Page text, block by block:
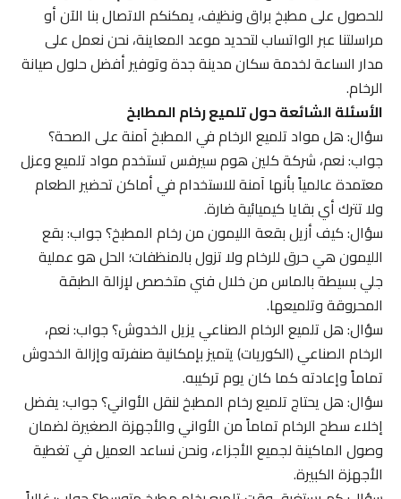
للحصول على مطبخ براق ونظيف، يمكنكم الاتصال بنا الآن أو
مراسلتنا عبر الواتساب لتحديد موعد المعاينة، نحن نعمل على
مدار الساعة لخدمة سكان مدينة جدة وتوفير أفضل حلول صيانة
الرخام.
الأسئلة الشائعة حول تلميع رخام المطابخ
سؤال: هل مواد تلميع الرخام في المطبخ آمنة على الصحة؟
جواب: نعم، شركة كلين هوم سيرفس تستخدم مواد تلميع وعزل
معتمدة عالمياً بأنها آمنة للاستخدام في أماكن تحضير الطعام
ولا تترك أي بقايا كيميائية ضارة.
سؤال: كيف أزيل بقعة الليمون من رخام المطبخ؟ جواب: بقع
الليمون هي حرق للرخام ولا تزول بالمنظفات؛ الحل هو عملية
جلي بسيطة بالماس من خلال فني متخصص لإزالة الطبقة
المحروقة وتلميعها.
سؤال: هل تلميع الرخام الصناعي يزيل الخدوش؟ جواب: نعم،
الرخام الصناعي (الكوريات) يتميز بإمكانية صنفرته وإزالة الخدوش
تماماً وإعادته كما كان يوم تركيبه.
سؤال: هل يحتاج تلميع رخام المطبخ لنقل الأواني؟ جواب: يفضل
إخلاء سطح الرخام تماماً من الأواني والأجهزة الصغيرة لضمان
وصول الماكينة لجميع الأجزاء، ونحن نساعد العميل في تغطية
الأجهزة الكبيرة.